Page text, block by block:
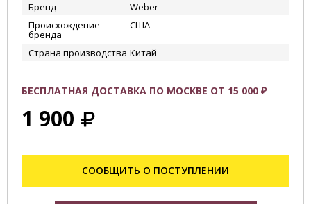
Бренд
Weber
Происхождение
бренда
США
Страна производства Китай
БЕСПЛАТНАЯ ДОСТАВКА ПО МОСКВЕ ОТ 15 000 ₽
1 900
СООБЩИТЬ О ПОСТУПЛЕНИИ